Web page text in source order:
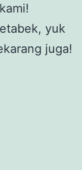
yuk
juga!